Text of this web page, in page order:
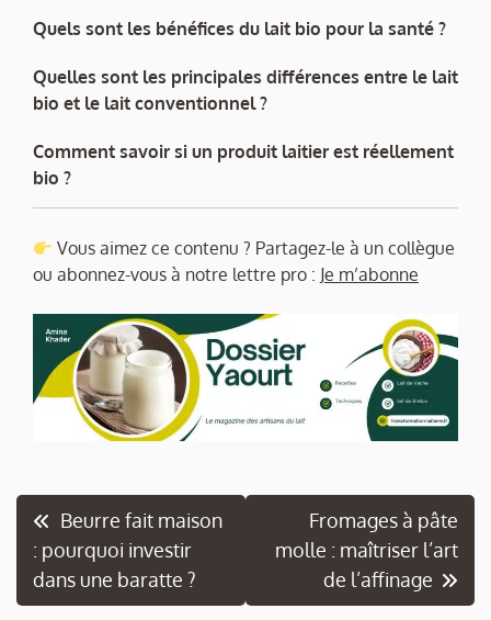
Quels sont les bénéfices du lait bio pour la santé ?
Quelles sont les principales différences entre le lait
bio et le lait conventionnel ?
Comment savoir si un produit laitier est réellement
bio ?
Vous aimez ce contenu ? Partagez-le à un collègue
ou abonnez-vous à notre lettre pro : Je m’abonne
Navigation
de
l’article
Beurre fait maison
: pourquoi investir
dans une baratte ?
Fromages à pâte
molle : maîtriser l’art
de l’affinage